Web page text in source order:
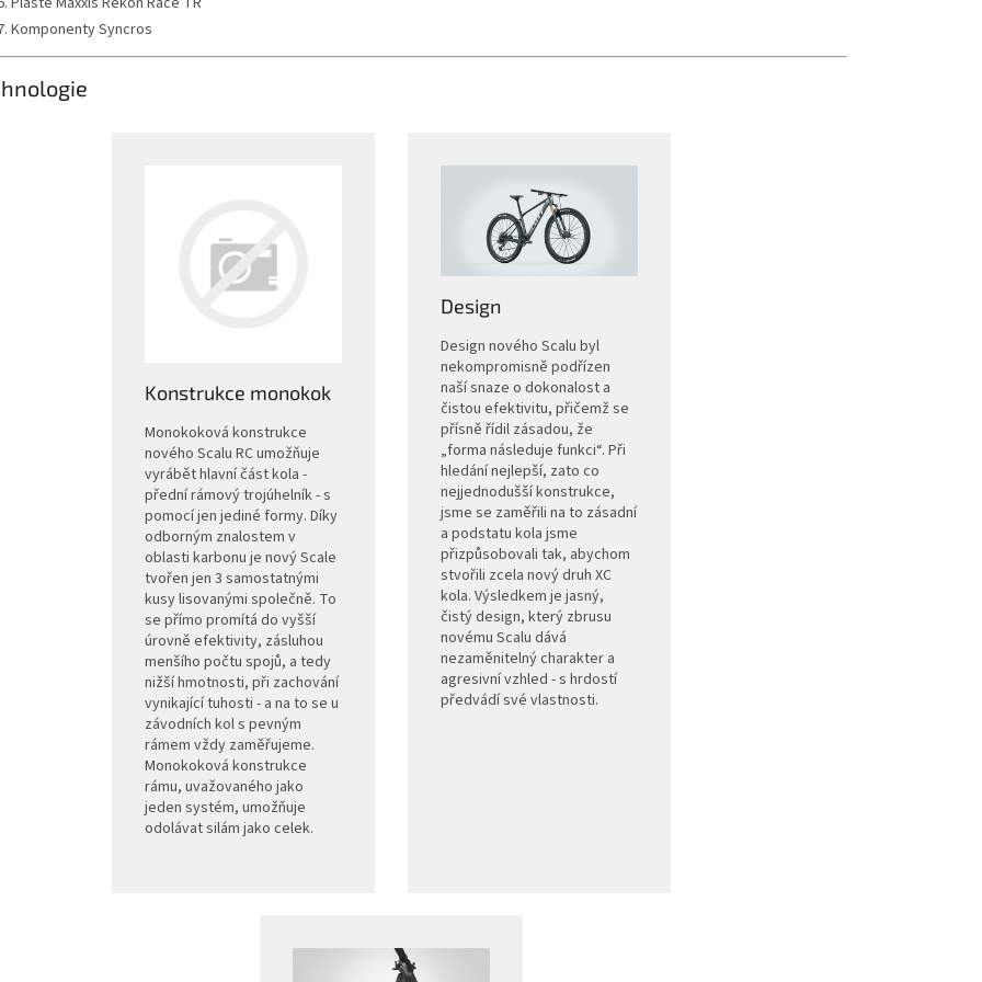
Komponenty Syncros
Konstrukce monokok
Monokoková konstrukce
nového Scalu RC umožňuje
vyrábět hlavní část kola -
přední rámový trojúhelník - s
pomocí jen jediné formy. Díky
odborným znalostem v
oblasti karbonu je nový Scale
tvořen jen 3 samostatnými
kusy lisovanými společně. To
se přímo promítá do vyšší
úrovně efektivity, zásluhou
menšího počtu spojů, a tedy
nižší hmotnosti, při zachování
vynikající tuhosti - a na to se u
závodních kol s pevným
rámem vždy zaměřujeme.
Monokoková konstrukce
rámu, uvažovaného jako
jeden systém, umožňuje
odolávat silám jako celek.
Design
Design nového Scalu byl
nekompromisně podřízen
naší snaze o dokonalost a
čistou efektivitu, přičemž se
přísně řídil zásadou, že
„forma následuje funkci“. Při
hledání nejlepší, zato co
nejjednodušší konstrukce,
jsme se zaměřili na to zásadní
a podstatu kola jsme
přizpůsobovali tak, abychom
stvořili zcela nový druh XC
kola. Výsledkem je jasný,
čistý design, který zbrusu
novému Scalu dává
nezaměnitelný charakter a
agresivní vzhled - s hrdostí
předvádí své vlastnosti.